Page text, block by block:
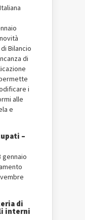
Bilancio
di
i
alle
e
–
gennaio
di
interni